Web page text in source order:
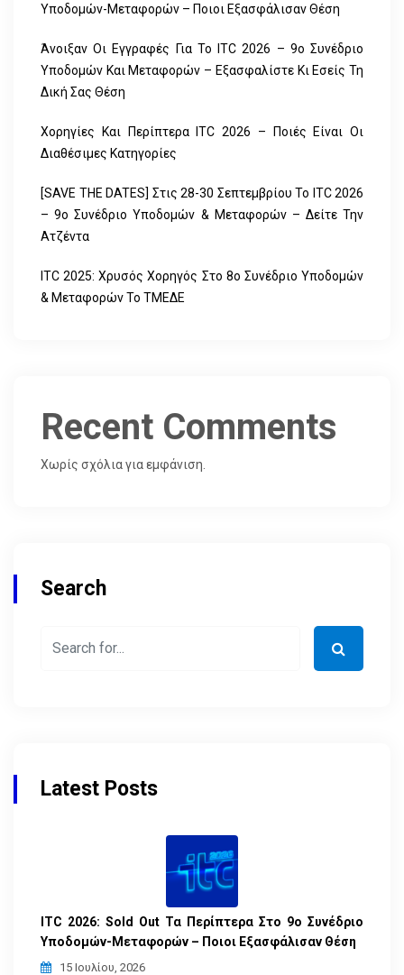
Υποδομών-Μεταφορών – Ποιοι Εξασφάλισαν Θέση
Άνοιξαν Οι Εγγραφές Για Το ITC 2026 – 9ο Συνέδριο
Υποδομών Και Μεταφορών – Εξασφαλίστε Κι Εσείς Τη
Δική Σας Θέση
Χορηγίες Και Περίπτερα ITC 2026 – Ποιές Είναι Οι
Διαθέσιμες Κατηγορίες
[SAVE THE DATES] Στις 28-30 Σεπτεμβρίου Το ITC 2026
– 9ο Συνέδριο Υποδομών & Μεταφορών – Δείτε Την
Ατζέντα
ITC 2025: Χρυσός Χορηγός Στο 8ο Συνέδριο Υποδομών
& Μεταφορών Το ΤΜΕΔΕ
Recent Comments
Χωρίς σχόλια για εμφάνιση.
Search
Latest Posts
ITC 2026: Sold Out Τα Περίπτερα Στο 9ο Συνέδριο
Υποδομών-Μεταφορών – Ποιοι Εξασφάλισαν Θέση
15 Ιουλίου, 2026